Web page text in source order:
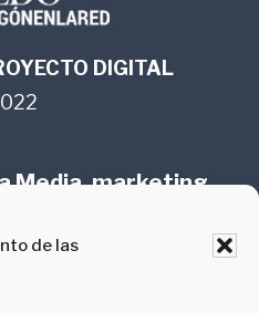
de las
DIGITAL
Media, marketing